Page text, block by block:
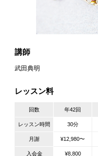
講師
武田典明
レッスン料
回数 年42回
レッスン時間 30分
月謝 ¥12,980〜
入会金 ¥8,800